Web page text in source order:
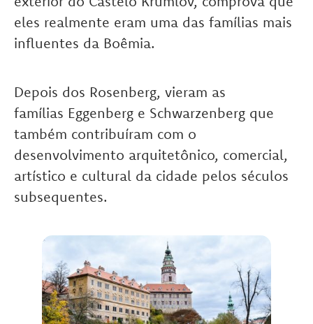
eles realmente eram uma das famílias mais
influentes da Boêmia.
Depois dos Rosenberg, vieram as
famílias Eggenberg e Schwarzenberg que
também contribuíram com o
desenvolvimento arquitetônico, comercial,
artístico e cultural da cidade pelos séculos
subsequentes.